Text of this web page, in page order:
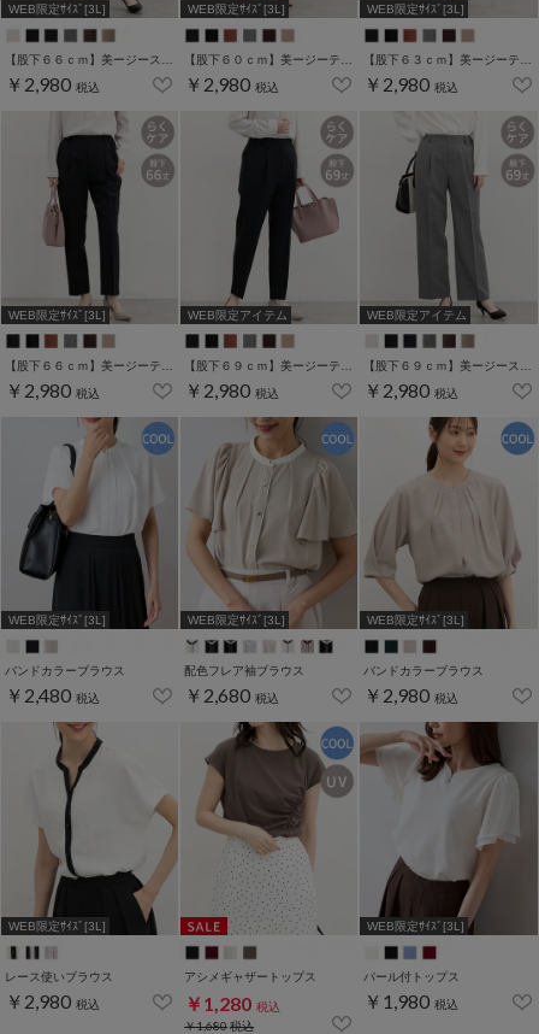
WEB限定ｻｲｽﾞ[3L]
￥2,980 税込
WEB限定ｻｲｽﾞ[3L]
￥2,980 税込
WEB限定ｻｲｽﾞ[3L]
￥2,980 税込
WEB限定ｻｲｽﾞ[3L]
￥2,980 税込
WEB限定アイテム
￥2,980 税込
WEB限定アイテム
￥2,980 税込
WEB限定ｻｲｽﾞ[3L]
バンドカラーブラウス
￥2,480 税込
WEB限定ｻｲｽﾞ[3L]
配色フレア袖ブラウス
￥2,680 税込
WEB限定ｻｲｽﾞ[3L]
バンドカラーブラウス
￥2,980 税込
WEB限定ｻｲｽﾞ[3L]
レース使いブラウス
￥2,980 税込
アシメギャザートップス
￥1,280 税込
￥1,680税込
WEB限定ｻｲｽﾞ[3L]
パール付トップス
￥1,980 税込